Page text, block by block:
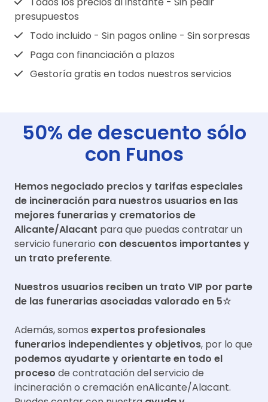
presupuestos
Todo incluido - Sin pagos online - Sin sorpresas
Paga con financiación a plazos
Gestoría gratis en todos nuestros servicios
50% de descuento sólo
con Funos
Hemos negociado precios y tarifas especiales
de incineración para nuestros usuarios en las
mejores funerarias y crematorios de
Alicante/Alacant para que puedas contratar un
servicio funerario con descuentos importantes y
un trato preferente.
Nuestros usuarios reciben un trato VIP por parte
de las funerarias asociadas valorado en 5☆
Además, somos expertos profesionales
funerarios independientes y objetivos, por lo que
podemos ayudarte y orientarte en todo el
proceso de contratación del servicio de
incineración o cremación enAlicante/Alacant.